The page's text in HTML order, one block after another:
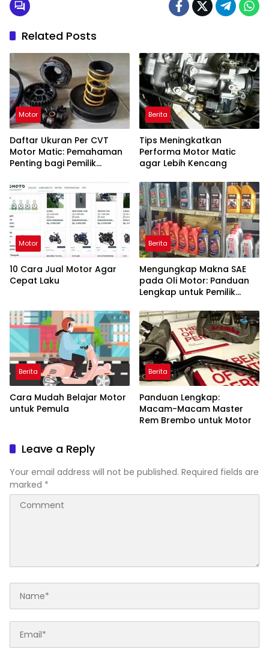
Related Posts
Motor
Daftar Ukuran Per CVT
Motor Matic: Pemahaman
Penting bagi Pemilik
Berita
Tips Meningkatkan
Performa Motor Matic
agar Lebih Kencang
Motor
10 Cara Jual Motor Agar
Cepat Laku
Berita
Mengungkap Makna SAE
pada Oli Motor: Panduan
Lengkap untuk Pemilik
Berita
Cara Mudah Belajar Motor
untuk Pemula
Berita
Panduan Lengkap:
Macam-Macam Master
Rem Brembo untuk Motor
Leave a Reply
Your email address will not be published. Required fields are
marked *